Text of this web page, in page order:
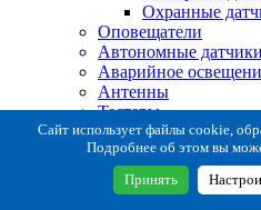
Охранные
Оповещатели
Автономные датчики
Аварийное
Антенны
Тестеры
Система сбора
Расходные и
Коробки
Кронштейны
Сайт использует файлы cookie,
Подробнее об этом вы
Принять